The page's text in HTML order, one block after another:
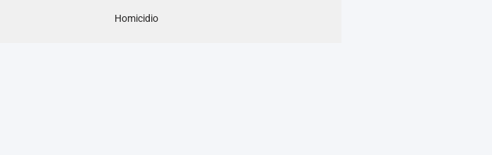
Homicidio